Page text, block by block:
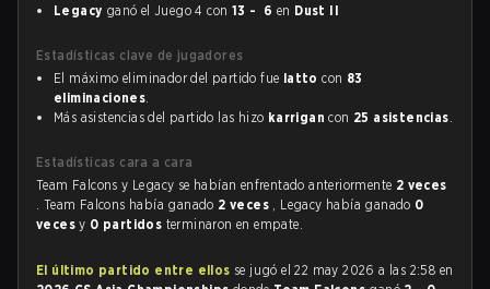
Legacy ganó el Juego 4 con 13 - 6 en Dust II
Estadísticas clave de jugadores
El máximo eliminador del partido fue latto con 83
eliminaciones.
Más asistencias del partido las hizo karrigan con 25 asistencias.
Estadísticas cara a cara
Team Falcons y Legacy se habían enfrentado anteriormente 2 veces
. Team Falcons había ganado 2 veces , Legacy había ganado 0
vecesy 0 partidos terminaron en empate.
El último partido entre ellos se jugó el 22 may 2026 a las 2:58 en